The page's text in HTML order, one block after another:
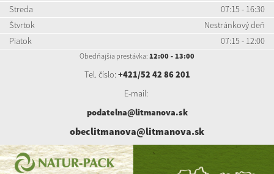
Streda
07:15 - 16:30
Štvrtok
Nestránkový deň
Piatok
07:15 - 12:00
Obedňajšia prestávka: 12:00 - 13:00
Tel. číslo: +421/52 42 86 201
E-mail:
podatelna@litmanova.sk
obeclitmanova@litmanova.sk